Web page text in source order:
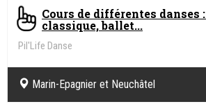
Cours de différentes danses
classique, ballet...
Pil'Life Danse
Marin-Epagnier et Neuchâtel